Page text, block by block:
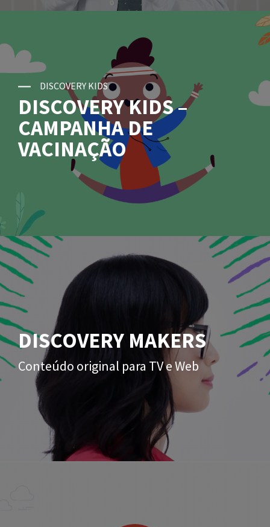
DISCOVERY KIDS
DISCOVERY KIDS –
CAMPANHA DE
VACINAÇÃO
DISCOVERY MAKERS
Conteúdo original para TV e Web